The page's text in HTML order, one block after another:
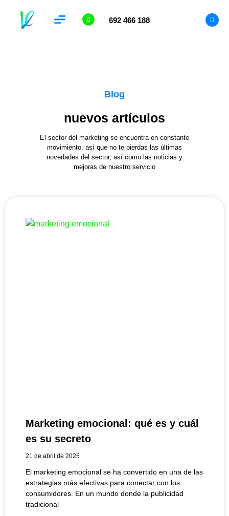
692 466 188
Blog
nuevos artículos
El sector del marketing se encuentra en constante
movimiento, así que no te pierdas las últimas
novedades del sector, así como las noticias y
mejoras de nuestro servicio
Marketing emocional: qué es y cuál
es su secreto
21 de abril de 2025
El marketing emocional se ha convertido en una de las
estrategias más efectivas para conectar con los
consumidores. En un mundo donde la publicidad
tradicional